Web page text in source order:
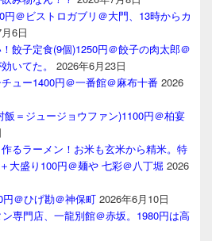
円＠ビストロガブリ＠大門、13時からカ
6日
餃子定食(9個)1250円＠餃子の肉太郎＠
いてた。
2026年6月23日
ュー1400円＠一番館＠麻布十番 2026
＝ジュージョウファン)1100円＠柏宴
るラーメン！お米も玄米から精米。特
大盛り100円＠麺や 七彩＠八丁堀 2026
＠ひげ勘＠神保町 2026年6月10日
専門店、一龍別館＠赤坂。1980円は高